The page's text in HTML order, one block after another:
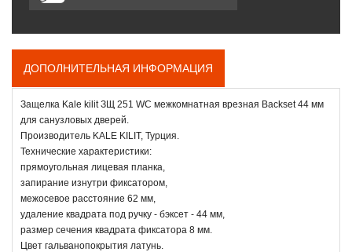
ДОПОЛНИТЕЛЬНАЯ ИНФОРМАЦИЯ
Защелка Kale kilit ЗЩ 251 WC межкомнатная врезная Backset 44 мм
для санузловых дверей.
Производитель KALE KILIT, Турция.
Технические характеристики:
прямоугольная лицевая планка,
запирание изнутри фиксатором,
межосевое расстояние 62 мм,
удаление квадрата под ручку - бэксет - 44 мм,
размер сечения квадрата фиксатора 8 мм.
Цвет гальванопокрытия латунь.